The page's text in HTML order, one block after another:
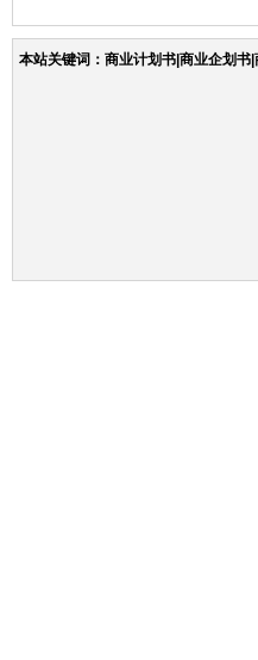
本站关键词：商业计划书|商业企划